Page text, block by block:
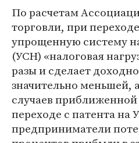
По расчетам
торговли, при
упрощенную систему
(УСН) «налоговая
разы и сделает
значительно меньшей,
случаев
переходе с патента
предприниматели